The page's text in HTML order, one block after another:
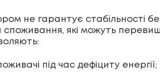
не гарантує стабільності
споживання, які можуть
під час дефіциту енергії;